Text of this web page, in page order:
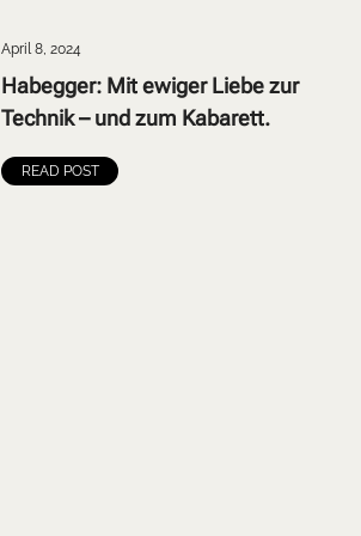
April 8, 2024
Habegger: Mit ewiger Liebe zur
Technik – und zum Kabarett.
READ POST